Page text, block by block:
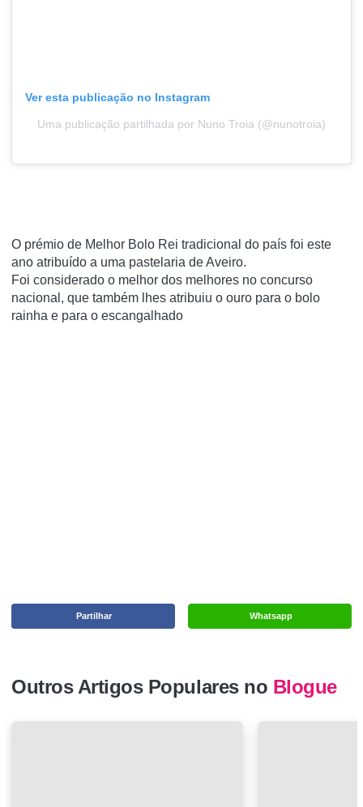
Ver esta publicação no Instagram
Uma publicação partilhada por Nuno Troia (@nunotroia)
O prémio de Melhor Bolo Rei tradicional do país foi este
ano atribuído a uma pastelaria de Aveiro.
Foi considerado o melhor dos melhores no concurso
nacional, que também lhes atribuiu o ouro para o bolo
rainha e para o escangalhado
Whatsapp
Partilhar
Outros Artigos Populares no Blogue